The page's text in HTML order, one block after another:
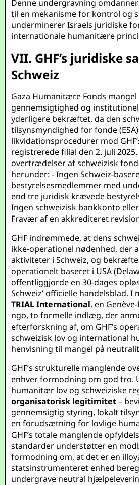
Denne undergravning
til en mekanisme for kontrol og
underminerer Israels juridiske
internationale humanitære
VII. GHF’s juridiske
Schweiz
Gaza Humanitære Fonds mangel
gennemsigtighed og
yderligere bekræftet, da den
tilsynsmyndighed for fonde
likvidationsprocedurer mod
registrerede filial den 2. juli
overtrædelser af schweizisk
herunder: - Ingen Schweiz-
bestyrelsesmedlemmer med
end tre juridisk krævede
Ingen schweizisk bankkonto
Fravær af en akkrediteret
GHF indrømmede, at dens
ikke-operationel nødenhed, der
aktiviteter i Schweiz, og
operationelt baseret i USA
offentliggjorde en 30-dages
Schweiz’ officielle handelsblad. I
TRIAL International, en
ngo, to formelle indlæg, der
efterforskning af, om GHF’s
schweizisk lov og international
henvisning til mangel på
GHF’s strukturelle manglende
enhver formodning om god tro.
humanitær lov og schweiziske
organisatorisk legitimitet–
gennemsigtig styring, lokalt
en forudsætning for lovlige
GHF’s totale manglende
standarder understøtter en
formodning om, at det er en
statsinstrumenteret enhed
undergrave neutral